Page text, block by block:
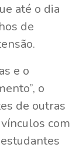
até o dia
de
e o
o
de outras
com